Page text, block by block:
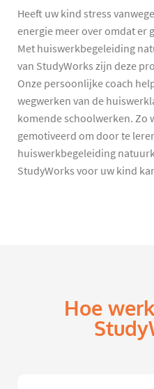
Heeft uw kind stress
energie meer over omdat er
Met huiswerkbegeleiding
van StudyWorks zijn deze
Onze persoonlijke coach
wegwerken van de
komende schoolwerken. Zo
gemotiveerd om door te
huiswerkbegeleiding
StudyWorks voor uw kind
Hoe